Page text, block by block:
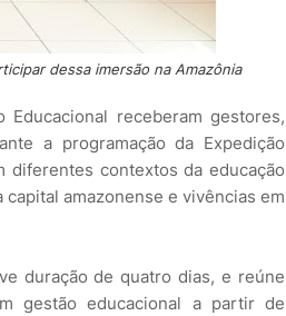
dessa imersão na Amazônia
receberam gestores,
a programação da Expedição
diferentes contextos da educação
amazonense e vivências em
duração de quatro dias, e reúne
gestão educacional a partir de